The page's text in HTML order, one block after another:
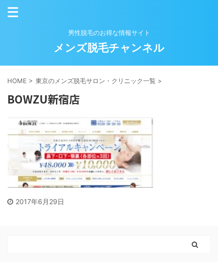
男性脱毛のお得な情報サイト
メンズ脱毛チャンネル
HOME > 東京のメンズ脱毛サロン・クリニック一覧 >
BOWZU新宿店
2017年6月29日